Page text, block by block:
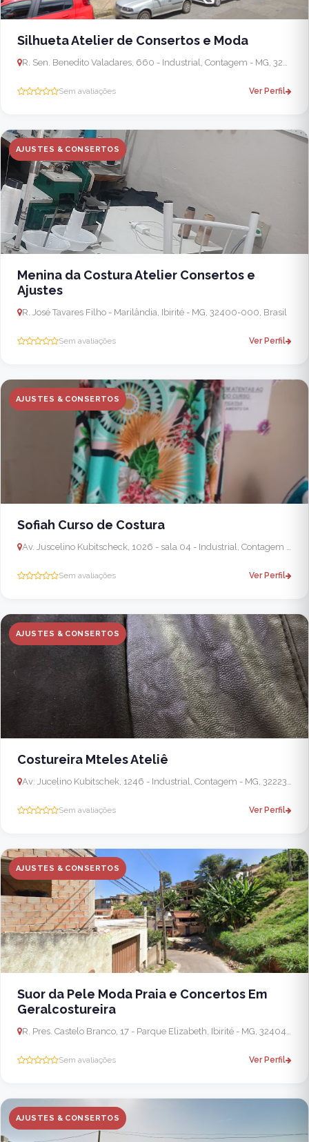
Silhueta Atelier de Consertos e Moda
R. Sen. Benedito Valadares, 660 - Industrial, Contagem - MG, 32223-030, Brasil
Sem avaliações Ver Perfil
AJUSTES & CONSERTOS
Menina da Costura Atelier Consertos e
Ajustes
R. José Tavares Filho - Marilândia, Ibirité - MG, 32400-000, Brasil
Sem avaliações Ver Perfil
AJUSTES & CONSERTOS
Sofiah Curso de Costura
Av. Juscelino Kubitscheck, 1026 - sala 04 - Industrial, Contagem - MG, 32340-204, Brasil
Sem avaliações Ver Perfil
AJUSTES & CONSERTOS
Costureira Mteles Ateliê
Av: Jucelino Kubitschek, 1246 - Industrial, Contagem - MG, 32223-400, Brasil - Ibirité
Sem avaliações Ver Perfil
AJUSTES & CONSERTOS
Suor da Pele Moda Praia e Concertos Em
Geralcostureira
R. Pres. Castelo Branco, 17 - Parque Elizabeth, Ibirité - MG, 32404-626, Brasil
Sem avaliações Ver Perfil
AJUSTES & CONSERTOS